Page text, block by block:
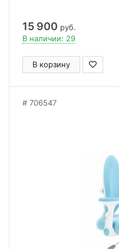
15 900 руб.
В наличии: 29
В корзину
706547